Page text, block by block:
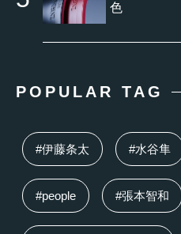
色
POPULAR TAG
#伊藤条太 #水谷隼
#people #張本智和